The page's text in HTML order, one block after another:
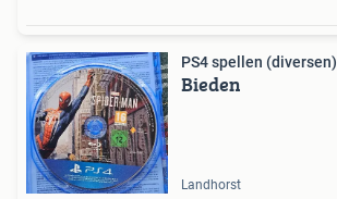
PS4 spellen (diversen)
Bieden
Landhorst